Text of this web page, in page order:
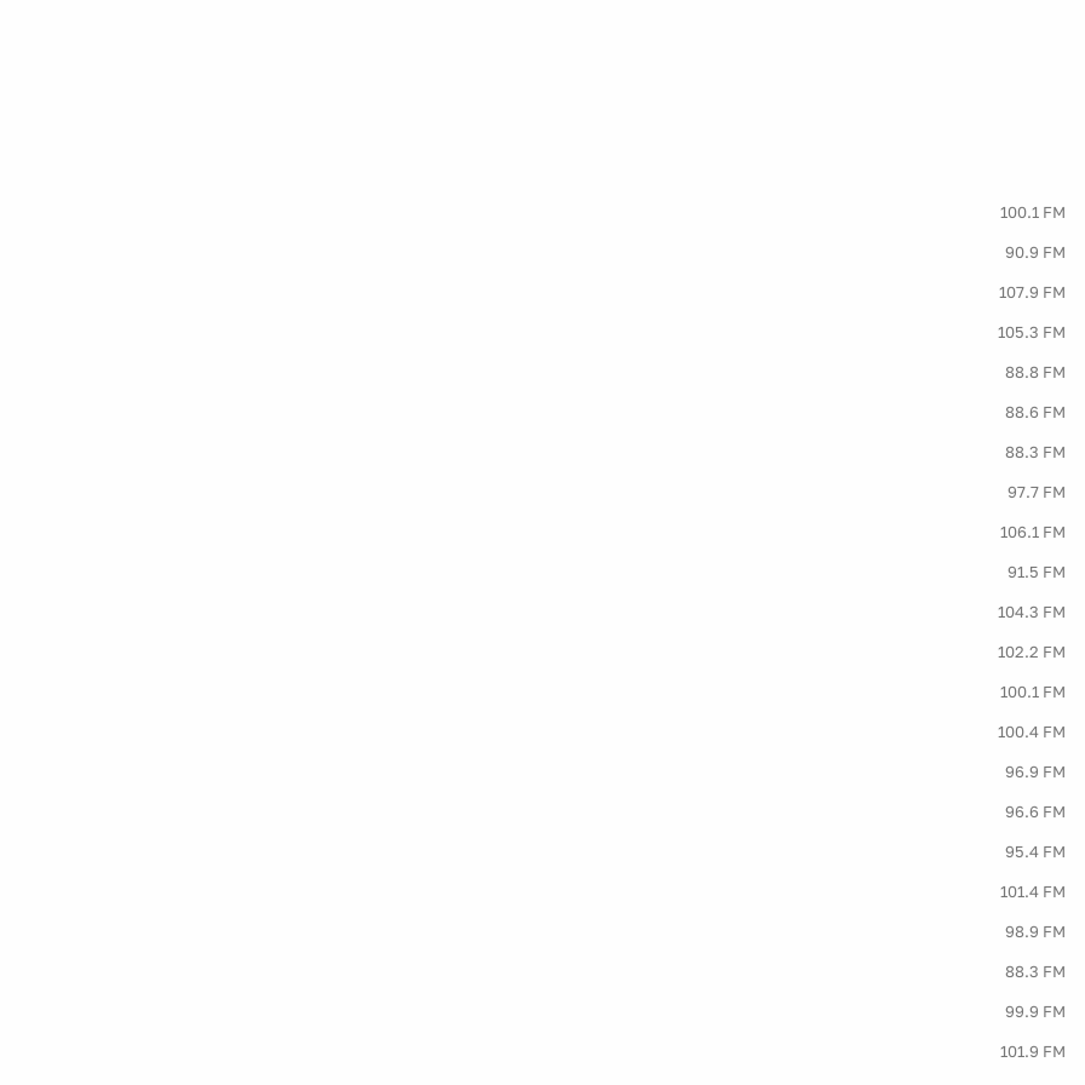
100.1 FM
90.9 FM
107.9 FM
105.3 FM
88.8 FM
88.6 FM
88.3 FM
97.7 FM
106.1 FM
91.5 FM
104.3 FM
102.2 FM
100.1 FM
100.4 FM
96.9 FM
96.6 FM
95.4 FM
101.4 FM
98.9 FM
88.3 FM
99.9 FM
101.9 FM